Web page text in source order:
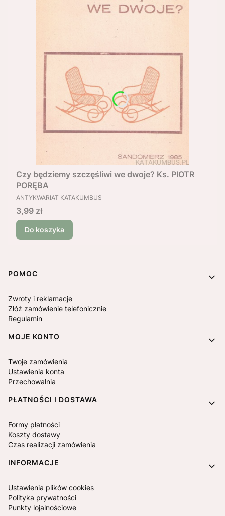
Czy będziemy szczęśliwi we dwoje? Ks. PIOTR
PORĘBA
PRODUCENT
ANTYKWARIAT KATAKUMBUS
Cena
3,99 zł
Do koszyka
Linki w stopce
POMOC
Zwroty i reklamacje
Złóż zamówienie telefonicznie
Regulamin
MOJE KONTO
Twoje zamówienia
Ustawienia konta
Przechowalnia
PŁATNOŚCI I DOSTAWA
Formy płatności
Koszty dostawy
Czas realizacji zamówienia
INFORMACJE
Ustawienia plików cookies
Polityka prywatności
Punkty lojalnościowe